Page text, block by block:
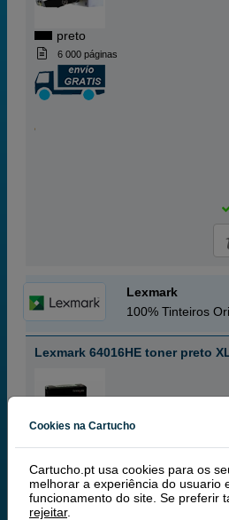
preto
6 000 páginas
Lexmark
100% Tinteiros
Lexmark 64016HE toner preto
preto
21 000 páginas
Cookies na Cartucho
Cartucho.pt usa cookies para os
melhorar a experiência do usuario
funcionamento do site. Se preferir
rejeitar.